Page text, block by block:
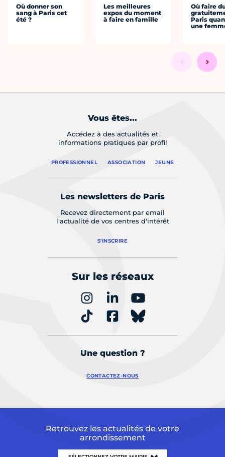
Où donner son
sang à Paris cet
été ?
Les meilleures
expos du moment
à faire en famille
Où faire
Paris
une
Vous êtes...
Accédez à des actualités et
informations pratiques par profil
PROFESSIONNEL ASSOCIATION JEUNE
Les newsletters de Paris
Recevez directement par email
l'actualité de vos centres d'intérêt
S'INSCRIRE
Sur les réseaux
Une question ?
CONTACTEZ-NOUS
Retrouvez les actualités de votre
arrondissement